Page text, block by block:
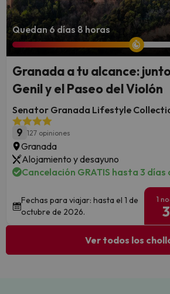
Quedan 6 días 8 horas
Granada a tu alcance:
Genil y el Paseo del Violón
Senator Granada Lifestyle
9 127 opiniones
Granada
Alojamiento y desayuno
Cancelación GRATIS hasta 3 días
Fechas para viajar: hasta el 1 de
octubre de 2026.
1
Ver todos los